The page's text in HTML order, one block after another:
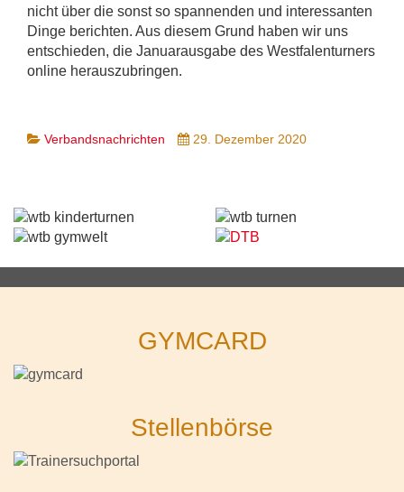
nicht über die sonst so spannenden und interessanten
Dinge berichten. Aus diesem Grund haben wir uns
entschieden, die Januarausgabe des Westfalenturners
online herauszubringen.
Verbandsnachrichten 29. Dezember 2020
GYMCARD
Stellenbörse